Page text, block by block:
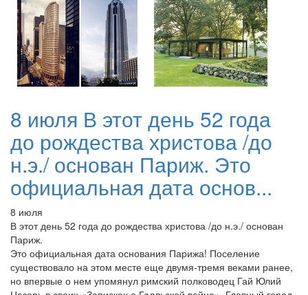
8 июля В этот день 52 года
до рождества христова /до
н.э./ основан Париж. Это
официальная дата основ...
8 июля
В этот день 52 года до рождества христова /до н.э./ основан
Париж.
Это официальная дата основания Парижа! Поселение
существовало на этом месте еще двумя-тремя веками ранее,
но впервые о нем упомянул римский полководец Гай Юлий